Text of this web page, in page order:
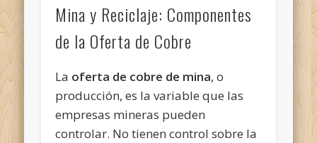
Mina y Reciclaje: Componentes
de la Oferta de Cobre
La oferta de cobre de mina, o
producción, es la variable que las
empresas mineras pueden
controlar. No tienen control sobre la